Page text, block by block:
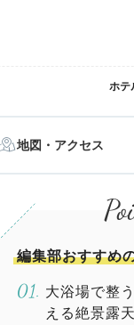
ホテ
地図・アクセス
編集部おすすめ
大浴場で整
える絶景露